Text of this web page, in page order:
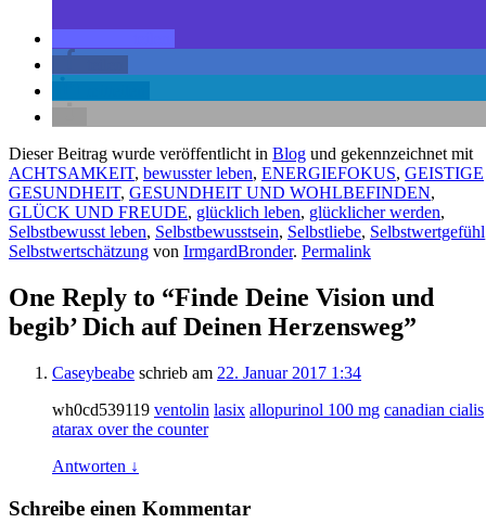
Dieser Beitrag wurde veröffentlicht in Blog und gekennzeichnet mit
ACHTSAMKEIT, bewusster leben, ENERGIEFOKUS, GEISTIGE
GESUNDHEIT, GESUNDHEIT UND WOHLBEFINDEN,
GLÜCK UND FREUDE, glücklich leben, glücklicher werden,
Selbstbewusst leben, Selbstbewusstsein, Selbstliebe, Selbstwertgefühl
Selbstwertschätzung von IrmgardBronder. Permalink
One Reply to “Finde Deine Vision und
begib’ Dich auf Deinen Herzensweg”
Caseybeabe schrieb am 22. Januar 2017 1:34
wh0cd539119 ventolin lasix allopurinol 100 mg canadian cialis
atarax over the counter
Antworten ↓
Schreibe einen Kommentar